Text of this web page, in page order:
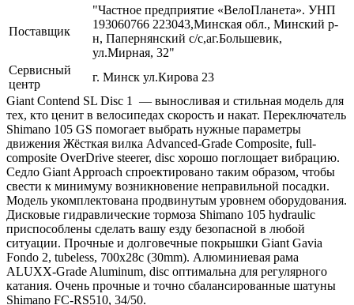
Поставщик
"Частное предприятие «ВелоПланета». УНП
193060766 223043,Минская обл., Минский р-
н, Папернянский с/с,аг.Большевик,
ул.Мирная, 32"
Сервисный
центр
г. Минск ул.Кирова 23
Giant Contend SL Disc 1 — выносливая и стильная модель для
тех, кто ценит в велосипедах скорость и накат. Переключатель
Shimano 105 GS помогает выбрать нужные параметры
движения Жёсткая вилка Advanced-Grade Composite, full-
composite OverDrive steerer, disc хорошо поглощает вибрацию.
Седло Giant Approach спроектировано таким образом, чтобы
свести к минимуму возникновение неправильной посадки.
Модель укомплектована продвинутым уровнем оборудования.
Дисковые гидравлические тормоза Shimano 105 hydraulic
приспособлены сделать вашу езду безопасной в любой
ситуации. Прочные и долговечные покрышки Giant Gavia
Fondo 2, tubeless, 700x28c (30mm). Алюминиевая рама
ALUXX-Grade Aluminum, disc оптимальна для регулярного
катания. Очень прочные и точно сбалансированные шатуны
Shimano FC-RS510, 34/50.